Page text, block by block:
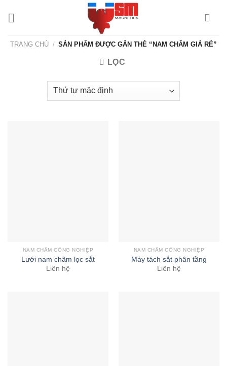
TRANG CHỦ / SẢN PHẨM ĐƯỢC GẮN THẺ “NAM CHÂM GIÁ RẺ”
LỌC
NAM CHÂM CÔNG NGHIỆP
Lưới nam châm lọc sắt
Liên hệ
NAM CHÂM CÔNG NGHIỆP
Máy tách sắt phân tầng
Liên hệ